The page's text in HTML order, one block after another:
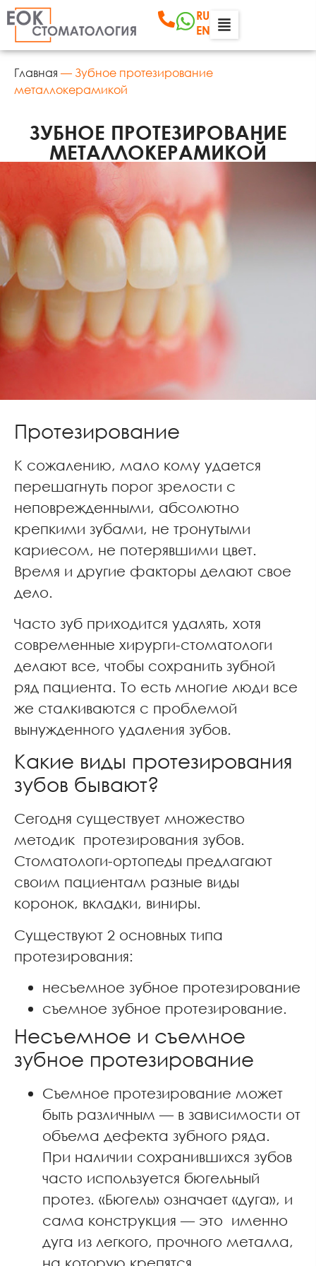
RU
EN
Главная — Зубное протезирование
металлокерамикой
ЗУБНОЕ ПРОТЕЗИРОВАНИЕ
МЕТАЛЛОКЕРАМИКОЙ
Протезирование
К сожалению, мало кому удается
перешагнуть порог зрелости с
неповрежденными, абсолютно
крепкими зубами, не тронутыми
кариесом, не потерявшими цвет.
Время и другие факторы делают свое
дело.
Часто зуб приходится удалять, хотя
современные хирурги-стоматологи
делают все, чтобы сохранить зубной
ряд пациента. То есть многие люди все
же сталкиваются с проблемой
вынужденного удаления зубов.
Какие виды протезирования
зубов бывают?
Сегодня существует множество
методик протезирования зубов.
Стоматологи-ортопеды предлагают
своим пациентам разные виды
коронок, вкладки, виниры.
Существуют 2 основных типа
протезирования:
несъемное зубное протезирование
съемное зубное протезирование.
Несъемное и съемное
зубное протезирование
Съемное протезирование может
быть различным — в зависимости от
объема дефекта зубного ряда.
При наличии сохранившихся зубов
часто используется бюгельный
протез. «Бюгель» означает «дуга», и
сама конструкция — это именно
дуга из легкого, прочного металла,
на которую крепятся